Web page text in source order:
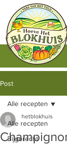
Post
Alle recepten
Bijgerecht
Alle recepten
hetblokhuis